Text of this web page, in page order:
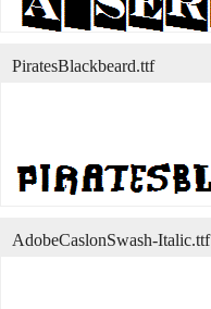
PiratesBlackbeard.ttf
AdobeCaslonSwash-Italic.ttf